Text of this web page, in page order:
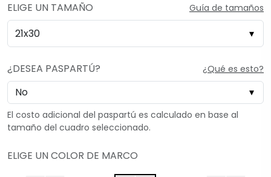
ELIGE UN TAMAÑO Guía de tamaños
¿DESEA PASPARTÚ? ¿Qué es esto?
El costo adicional del paspartú es calculado en base al
tamaño del cuadro seleccionado.
ELIGE UN COLOR DE MARCO